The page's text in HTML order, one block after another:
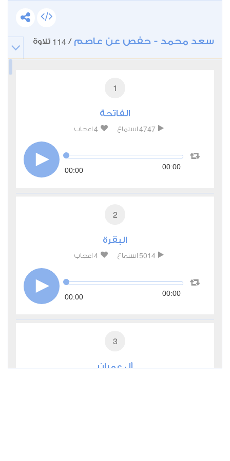
سعد محمد - حفص عن عاصم /
114 تلاوة
1
الفاتحة
4747 استماع 4 اعجاب
00:00 00:00
2
البقرة
5014 استماع 4 اعجاب
00:00 00:00
3
آل عمران